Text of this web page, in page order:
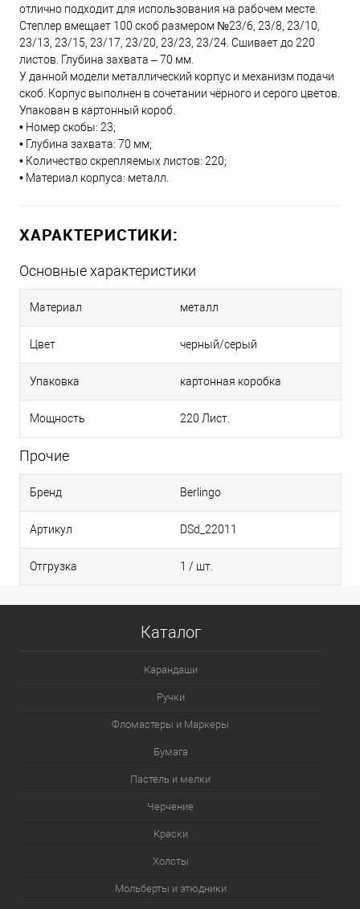
отлично подходит для использования на рабочем месте.
Степлер вмещает 100 скоб размером №23/6, 23/8, 23/10,
23/13, 23/15, 23/17, 23/20, 23/23, 23/24. Сшивает до 220
листов. Глубина захвата – 70 мм.
У данной модели металлический корпус и механизм подачи
скоб. Корпус выполнен в сочетании чёрного и серого цветов.
Упакован в картонный короб.
• Номер скобы: 23;
• Глубина захвата: 70 мм;
• Количество скрепляемых листов: 220;
• Материал корпуса: металл.
ХАРАКТЕРИСТИКИ:
Основные характеристики
Материал металл
Цвет черный/серый
Упаковка картонная коробка
Мощность 220 Лист.
Прочие
Бренд Berlingo
Артикул DSd_22011
Отгрузка 1 / шт.
Каталог
Карандаши
Ручки
Фломастеры и Маркеры
Бумага
Пастель и мелки
Черчение
Краски
Холсты
Мольберты и этюдники